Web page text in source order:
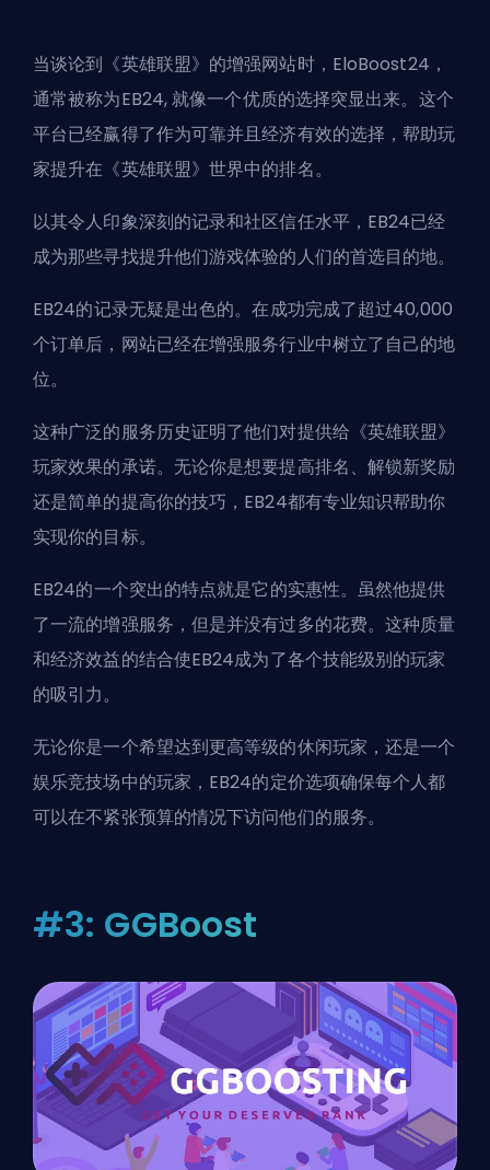
当谈论到《英雄联盟》的增强网站时，EloBoost24，
通常被称为EB24, 就像一个优质的选择突显出来。这个
平台已经赢得了作为可靠并且经济有效的选择，帮助玩
家提升在《英雄联盟》世界中的排名。
以其令人印象深刻的记录和社区信任水平，EB24已经
成为那些寻找提升他们游戏体验的人们的首选目的地。
EB24的记录无疑是出色的。在成功完成了超过40,000
个订单后，网站已经在增强服务行业中树立了自己的地
位。
这种广泛的服务历史证明了他们对提供给《英雄联盟》
玩家效果的承诺。无论你是想要提高排名、解锁新奖励
还是简单的提高你的技巧，EB24都有专业知识帮助你
实现你的目标。
EB24的一个突出的特点就是它的实惠性。虽然他提供
了一流的增强服务，但是并没有过多的花费。这种质量
和经济效益的结合使EB24成为了各个技能级别的玩家
的吸引力。
无论你是一个希望达到更高等级的休闲玩家，还是一个
娱乐竞技场中的玩家，EB24的定价选项确保每个人都
可以在不紧张预算的情况下访问他们的服务。
#3: GGBoost